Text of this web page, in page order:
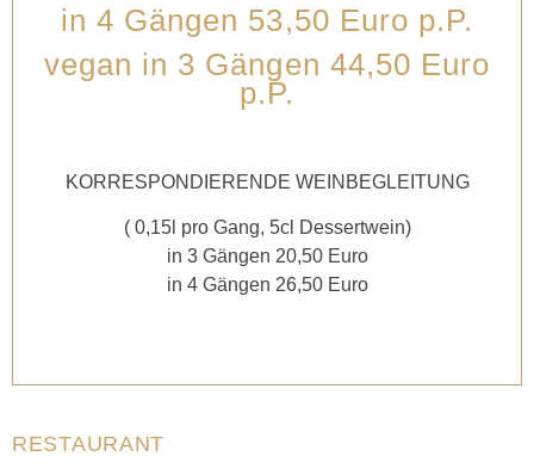
in 4 Gängen 53,50 Euro p.P.
vegan in 3 Gängen 44,50 Euro
p.P.
KORRESPONDIERENDE WEINBEGLEITUNG
( 0,15l pro Gang, 5cl Dessertwein)
in 3 Gängen 20,50 Euro
in 4 Gängen 26,50 Euro
RESTAURANT